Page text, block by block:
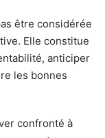
être considérée
Elle constitue
anticiper
les bonnes
confronté à